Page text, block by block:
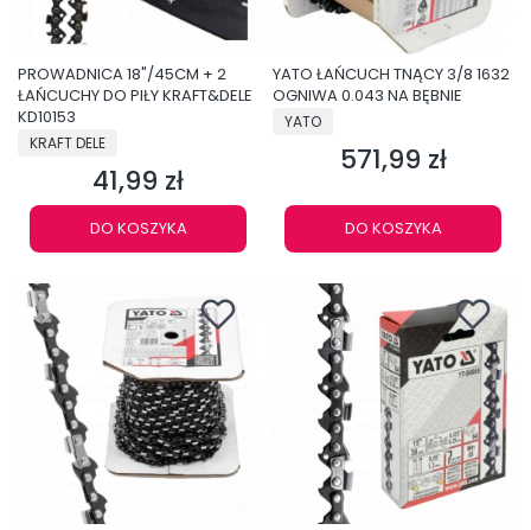
PROWADNICA 18"/45CM + 2
ŁAŃCUCHY DO PIŁY KRAFT&DELE
KD10153
PRODUCENT
KRAFT DELE
Cena
41,99 zł
DO KOSZYKA
YATO ŁAŃCUCH TNĄCY 3/8 1632
OGNIWA 0.043 NA BĘBNIE
PRODUCENT
YATO
Cena
571,99 zł
DO KOSZYKA